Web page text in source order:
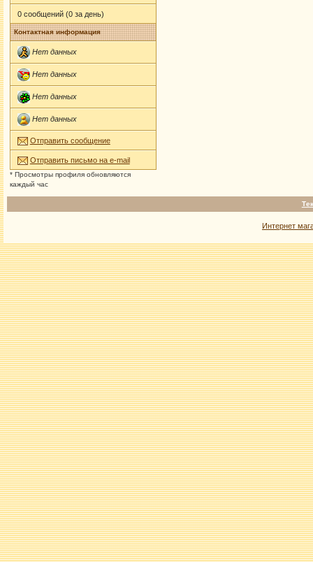
0 сообщений (0 за день)
Контактная информация
Нет данных
Нет данных
Нет данных
Нет данных
Отправить сообщение
Отправить письмо на e-mail
* Просмотры профиля обновляются
каждый час
Интернет